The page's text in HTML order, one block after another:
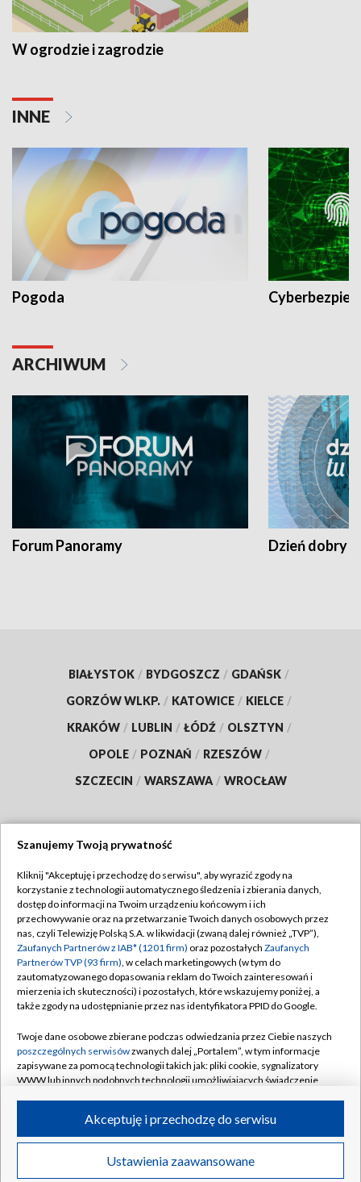
W ogrodzie i zagrodzie
INNE
Pogoda
ARCHIWUM
Forum Panoramy Dzień dobry
BIAŁYSTOK / BYDGOSZCZ / GDAŃSK /
GORZÓW WLKP. / KATOWICE / KIELCE /
KRAKÓW / LUBLIN / ŁÓDŹ / OLSZTYN /
OPOLE / POZNAŃ / RZESZÓW /
SZCZECIN / WARSZAWA / WROCŁAW
TVP
Abonament TVP
Emisja w TVP
Centrum informacji TVP
Naziemna Telewizja Cyfrowa
Rada Programowa
System NOS
Informacje o nadawcy
Program dla prasy
Ogłoszenie przetargowe
Regulamin TVP
Polityka prywatności
Moje zgody
Pomoc
Kontakt
Kanały
©2026 Telewizja Polska S.A. w likwidacji
Szanujemy Twoją prywatność
Kliknij "Akceptuję i przechodzę do serwisu", aby wyrazić zgody na
korzystanie z technologii automatycznego śledzenia i zbierania danych,
dostęp do informacji na Twoim urządzeniu końcowym i ich
przechowywanie oraz na przetwarzanie Twoich danych osobowych przez
nas, czyli Telewizję Polską S.A. w likwidacji (zwaną dalej również „TVP”),
Zaufanych Partnerów z IAB* (1201 firm) oraz pozostałych Zaufanych
Partnerów TVP (93 firm), w celach marketingowych (w tym do
zautomatyzowanego dopasowania reklam do Twoich zainteresowań i
mierzenia ich skuteczności) i pozostałych, które wskazujemy poniżej, a
także zgody na udostępnianie przez nas identyfikatora PPID do Google.
Twoje dane osobowe zbierane podczas odwiedzania przez Ciebie naszych
poszczególnych serwisówzwanych dalej „Portalem”, w tym informacje
zapisywane za pomocą technologii takich jak: pliki cookie, sygnalizatory
WWW lub innych podobnych technologii umożliwiających świadczenie
ruchu w Internecie.
Twoje dane osobowe zbierane podczas odwiedzania przez Ciebie
poszczególnych serwisówna Portalu, takie jak adresy IP, identyfikatory
Ustawienia zaawansowane
Akceptuję i przechodzę do serwisu